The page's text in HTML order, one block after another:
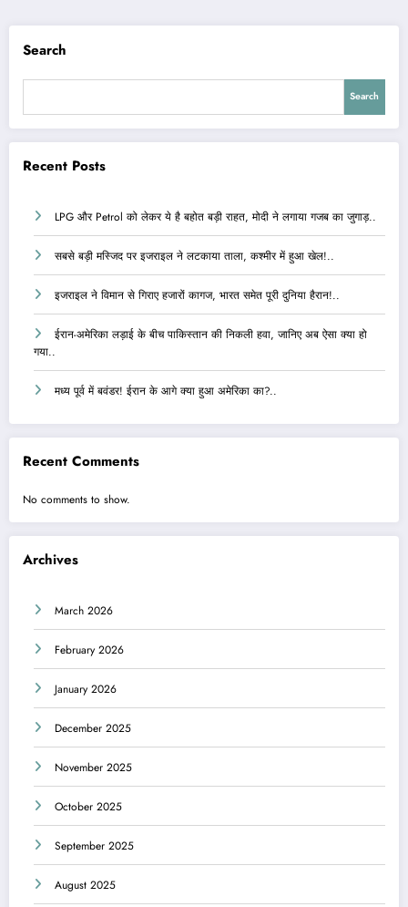
Search
Search
Recent Posts
LPG और Petrol को लेकर ये है बहोत बड़ी राहत, मोदी ने लगाया गजब का जुगाड़..
सबसे बड़ी मस्जिद पर इजराइल ने लटकाया ताला, कश्मीर में हुआ खेल!..
इजराइल ने विमान से गिराए हजारों कागज, भारत समेत पूरी दुनिया हैरान!..
ईरान-अमेरिका लड़ाई के बीच पाकिस्तान की निकली हवा, जानिए अब ऐसा क्या हो
गया..
मध्य पूर्व में बवंडर! ईरान के आगे क्या हुआ अमेरिका का?..
Recent Comments
No comments to show.
Archives
March 2026
February 2026
January 2026
December 2025
November 2025
October 2025
September 2025
August 2025